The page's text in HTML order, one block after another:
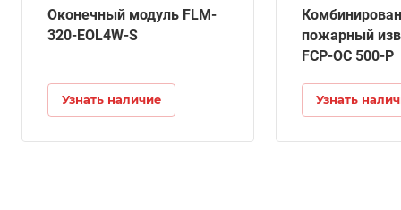
Оконечный модуль FLM-
320-EOL4W-S
Узнать наличие
пожарный
FCP-OC 500-P
Узнать